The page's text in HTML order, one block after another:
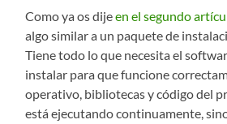
Como ya os dijeen el segundo
algo similar a un paquete de
Tiene todo lo que necesita el
instalar para que funcione
operativo, bibliotecas y código del
está ejecutando continuamente,